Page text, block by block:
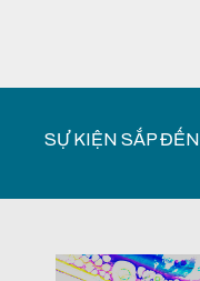
SỰ KIỆN SẮP ĐẾN